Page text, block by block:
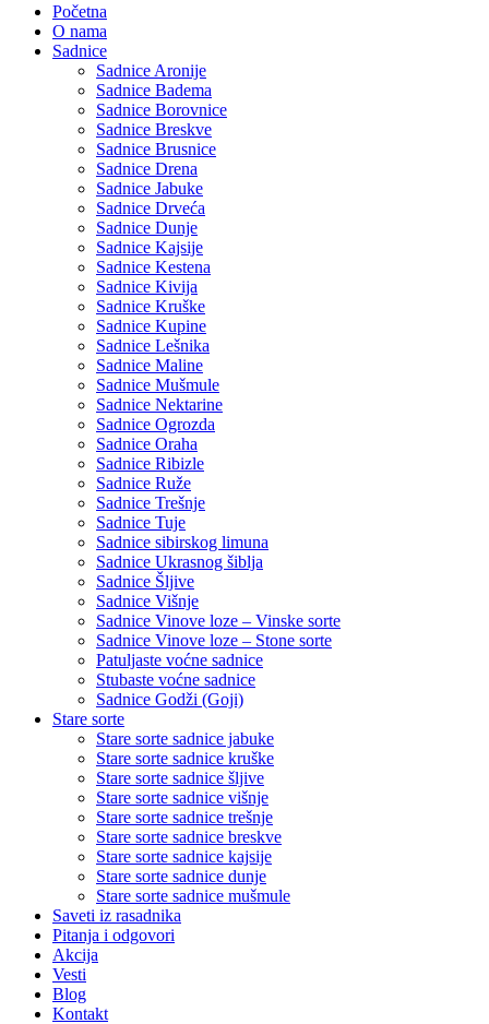
Početna
O nama
Sadnice
Sadnice Aronije
Sadnice Badema
Sadnice Borovnice
Sadnice Breskve
Sadnice Brusnice
Sadnice Drena
Sadnice Jabuke
Sadnice Drveća
Sadnice Dunje
Sadnice Kajsije
Sadnice Kestena
Sadnice Kivija
Sadnice Kruške
Sadnice Kupine
Sadnice Lešnika
Sadnice Maline
Sadnice Mušmule
Sadnice Nektarine
Sadnice Ogrozda
Sadnice Oraha
Sadnice Ribizle
Sadnice Ruže
Sadnice Trešnje
Sadnice Tuje
Sadnice sibirskog limuna
Sadnice Ukrasnog šiblja
Sadnice Šljive
Sadnice Višnje
Sadnice Vinove loze – Vinske sorte
Sadnice Vinove loze – Stone sorte
Patuljaste voćne sadnice
Stubaste voćne sadnice
Sadnice Godži (Goji)
Stare sorte
Stare sorte sadnice jabuke
Stare sorte sadnice kruške
Stare sorte sadnice šljive
Stare sorte sadnice višnje
Stare sorte sadnice trešnje
Stare sorte sadnice breskve
Stare sorte sadnice kajsije
Stare sorte sadnice dunje
Stare sorte sadnice mušmule
Saveti iz rasadnika
Pitanja i odgovori
Akcija
Vesti
Blog
Kontakt